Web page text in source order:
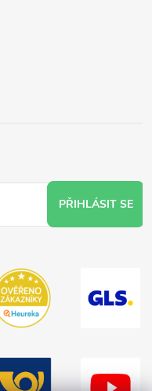
PŘIHLÁSIT SE